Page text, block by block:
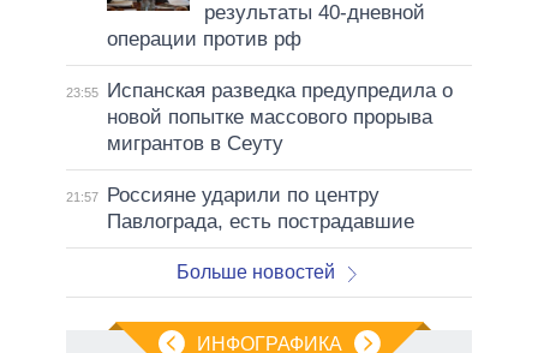
результаты 40-дневной
операции против рф
23:55
Испанская разведка предупредила о
новой попытке массового прорыва
мигрантов в Сеуту
21:57
Россияне ударили по центру
Павлограда, есть пострадавшие
Больше новостей
ИНФОГРАФИКА